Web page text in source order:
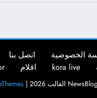
الخصوصية اتصل بنا
kora live افلام
القالب 2026 | Powered By